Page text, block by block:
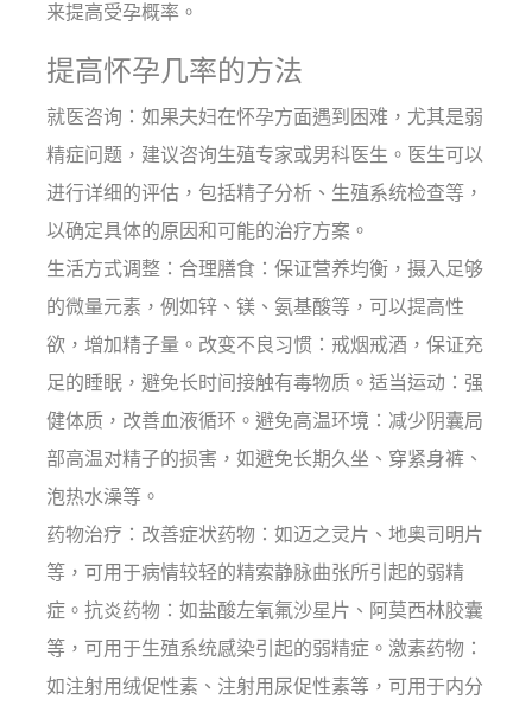
来提高受孕概率。
提高怀孕几率的方法
就医咨询：如果夫妇在怀孕方面遇到困难，尤其是弱
精症问题，建议咨询生殖专家或男科医生。医生可以
进行详细的评估，包括精子分析、生殖系统检查等，
以确定具体的原因和可能的治疗方案。
生活方式调整：合理膳食：保证营养均衡，摄入足够
的微量元素，例如锌、镁、氨基酸等，可以提高性
欲，增加精子量。改变不良习惯：戒烟戒酒，保证充
足的睡眠，避免长时间接触有毒物质。适当运动：强
健体质，改善血液循环。避免高温环境：减少阴囊局
部高温对精子的损害，如避免长期久坐、穿紧身裤、
泡热水澡等。
药物治疗：改善症状药物：如迈之灵片、地奥司明片
等，可用于病情较轻的精索静脉曲张所引起的弱精
症。抗炎药物：如盐酸左氧氟沙星片、阿莫西林胶囊
等，可用于生殖系统感染引起的弱精症。激素药物：
如注射用绒促性素、注射用尿促性素等，可用于内分